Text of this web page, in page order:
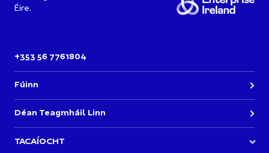
Éire.
+353 56 7761804
Fúinn
Déan Teagmháil Linn
TACAÍOCHT